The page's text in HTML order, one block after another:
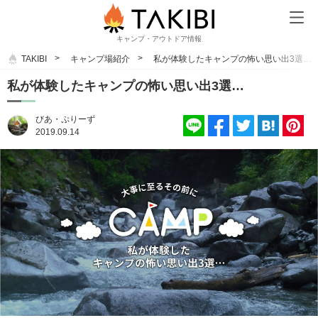
キャンプ・アウトドア情報
TAKIBI キャンプ場紹介 私が体験したキャンプの怖い思い出3選…
私が体験したキャンプの怖い思い出3選…
びあ・ぷりーず
2019.09.14